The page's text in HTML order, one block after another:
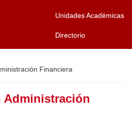
Unidades Académicas
Directorio
Financiera
Administración